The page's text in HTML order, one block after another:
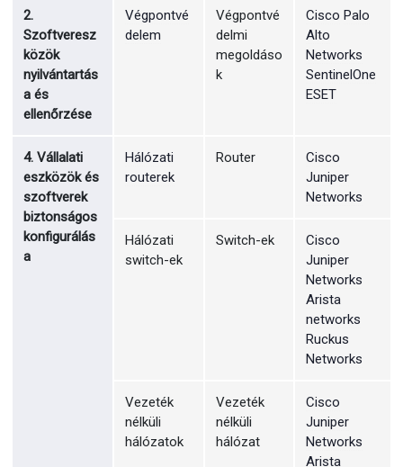
2.
Szoftveresz
közök
nyilvántartás
a és
ellenőrzése
Végpontvé
delem
Végpontvé
delmi
megoldáso
k
Cisco Palo
Alto
Networks
SentinelOne
ESET
4. Vállalati
eszközök és
szoftverek
biztonságos
konfigurálás
a
Hálózati
routerek
Router
Cisco
Juniper
Networks
Hálózati
switch-ek
Switch-ek
Cisco
Juniper
Networks
Arista
networks
Ruckus
Networks
Vezeték
nélküli
hálózatok
Vezeték
nélküli
hálózat
Cisco
Juniper
Networks
Arista